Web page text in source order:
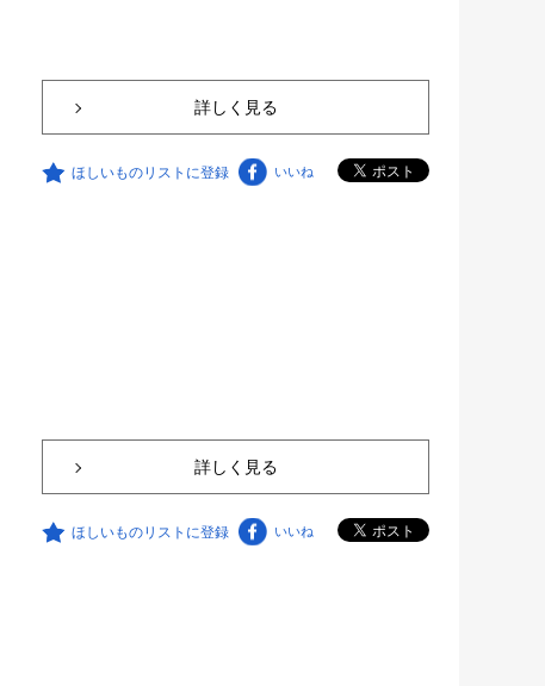
詳しく見る
ほしいものリストに登録 いいね
詳しく見る
ほしいものリストに登録 いいね